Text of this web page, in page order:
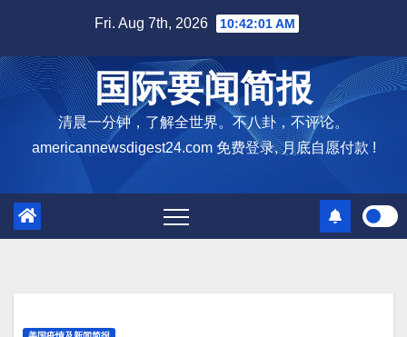
content
Fri. Aug 7th, 2026 10:42:02 AM
国际要闻简报
清晨一分钟，了解全世界。不八卦，不评论。
americannewsdigest24.com 免费登录, 月底自愿付款 !